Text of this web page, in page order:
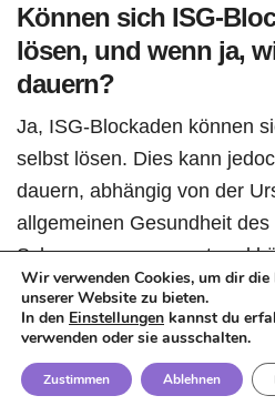
Können sich ISG-
lösen, und wenn ja,
dauern?
Ja, ISG-Blockaden können
selbst lösen. Dies kann
dauern, abhängig von der
allgemeinen Gesundheit
Schmerzmanagement und
können den Prozess
Warum kommt es
Blockierungen des
Wir verwenden Cookies, um dir
unserer Website zu bieten.
In den Einstellungen kannst du
verwenden oder sie ausschalten.
Zustimmen Ablehnen